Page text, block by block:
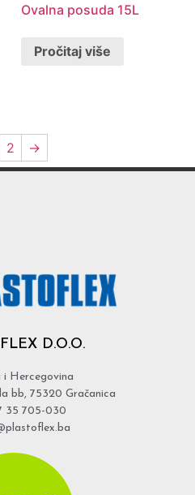
Ovalna posuda 15L
Pročitaj više
2 →
D.O.O.
i Hercegovina
bb, 75320 Gračanica
35 705-030